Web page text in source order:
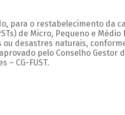
para o restabelecimento da
de Micro, Pequeno e Médio
desastres naturais,
pelo Conselho Gestor
– CG-FUST.